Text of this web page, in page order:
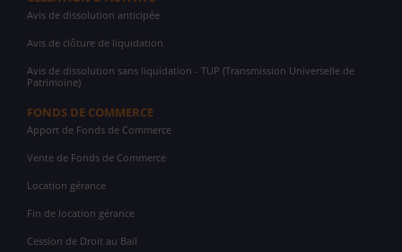
Avis de dissolution anticipée
Avis de clôture de liquidation
Avis de dissolution sans liquidation - TUP (Transmission Universelle de
Patrimoine)
FONDS DE COMMERCE
Apport de Fonds de Commerce
Vente de Fonds de Commerce
Location gérance
Fin de location gérance
Cession de Droit au Bail